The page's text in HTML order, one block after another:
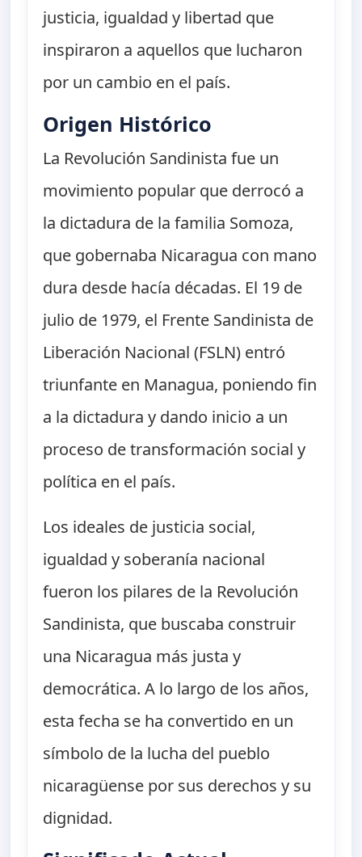
justicia, igualdad y libertad que
inspiraron a aquellos que lucharon
por un cambio en el país.
Origen Histórico
La Revolución Sandinista fue un
movimiento popular que derrocó a
la dictadura de la familia Somoza,
que gobernaba Nicaragua con mano
dura desde hacía décadas. El 19 de
julio de 1979, el Frente Sandinista de
Liberación Nacional (FSLN) entró
triunfante en Managua, poniendo fin
a la dictadura y dando inicio a un
proceso de transformación social y
política en el país.
Los ideales de justicia social,
igualdad y soberanía nacional
fueron los pilares de la Revolución
Sandinista, que buscaba construir
una Nicaragua más justa y
democrática. A lo largo de los años,
esta fecha se ha convertido en un
símbolo de la lucha del pueblo
nicaragüense por sus derechos y su
dignidad.